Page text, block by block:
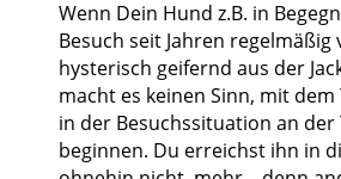
Wenn Dein Hund z.B. in
Besuch seit Jahren regelmäßig
hysterisch geifernd aus der
macht es keinen Sinn, mit
in der Besuchssituation an der
beginnen. Du erreichst ihn in